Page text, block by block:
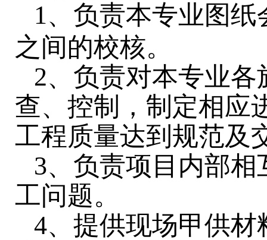
1、负责本专业图
之间的校核。
2、负责对本专业
查、控制，制定相应
工程质量达到规范及
3、负责项目内部
工问题。
4、提供现场甲供